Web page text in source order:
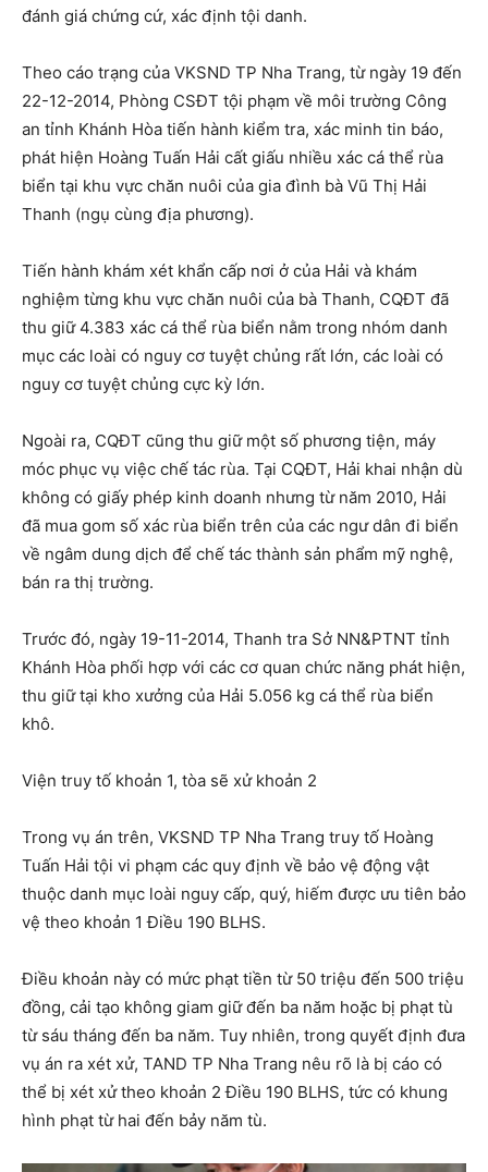
đánh giá chứng cứ, xác định tội danh.
Theo cáo trạng của VKSND TP Nha Trang, từ ngày 19 đến
22-12-2014, Phòng CSĐT tội phạm về môi trường Công
an tỉnh Khánh Hòa tiến hành kiểm tra, xác minh tin báo,
phát hiện Hoàng Tuấn Hải cất giấu nhiều xác cá thể rùa
biển tại khu vực chăn nuôi của gia đình bà Vũ Thị Hải
Thanh (ngụ cùng địa phương).
Tiến hành khám xét khẩn cấp nơi ở của Hải và khám
nghiệm từng khu vực chăn nuôi của bà Thanh, CQĐT đã
thu giữ 4.383 xác cá thể rùa biển nằm trong nhóm danh
mục các loài có nguy cơ tuyệt chủng rất lớn, các loài có
nguy cơ tuyệt chủng cực kỳ lớn.
Ngoài ra, CQĐT cũng thu giữ một số phương tiện, máy
móc phục vụ việc chế tác rùa. Tại CQĐT, Hải khai nhận dù
không có giấy phép kinh doanh nhưng từ năm 2010, Hải
đã mua gom số xác rùa biển trên của các ngư dân đi biển
về ngâm dung dịch để chế tác thành sản phẩm mỹ nghệ,
bán ra thị trường.
Trước đó, ngày 19-11-2014, Thanh tra Sở NN&PTNT tỉnh
Khánh Hòa phối hợp với các cơ quan chức năng phát hiện,
thu giữ tại kho xưởng của Hải 5.056 kg cá thể rùa biển
khô.
Viện truy tố khoản 1, tòa sẽ xử khoản 2
Trong vụ án trên, VKSND TP Nha Trang truy tố Hoàng
Tuấn Hải tội vi phạm các quy định về bảo vệ động vật
thuộc danh mục loài nguy cấp, quý, hiếm được ưu tiên bảo
vệ theo khoản 1 Điều 190 BLHS.
Điều khoản này có mức phạt tiền từ 50 triệu đến 500 triệu
đồng, cải tạo không giam giữ đến ba năm hoặc bị phạt tù
từ sáu tháng đến ba năm. Tuy nhiên, trong quyết định đưa
vụ án ra xét xử, TAND TP Nha Trang nêu rõ là bị cáo có
thể bị xét xử theo khoản 2 Điều 190 BLHS, tức có khung
hình phạt từ hai đến bảy năm tù.